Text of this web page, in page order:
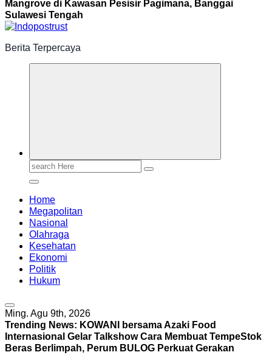
Mangrove di Kawasan Pesisir Pagimana, Banggai
Sulawesi Tengah
Berita Terpercaya
Search
Home
Megapolitan
Nasional
Olahraga
Kesehatan
Ekonomi
Politik
Hukum
Ming. Agu 9th, 2026
Trending News: KOWANI bersama Azaki Food
Internasional Gelar Talkshow Cara Membuat TempeStok
Beras Berlimpah, Perum BULOG Perkuat Gerakan